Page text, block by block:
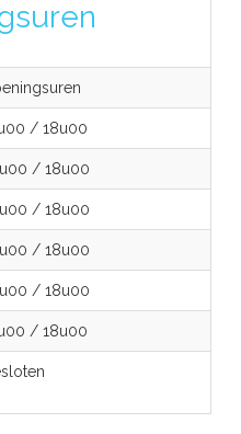
/18u00
/18u00
/18u00
/18u00
/18u00
/18u00